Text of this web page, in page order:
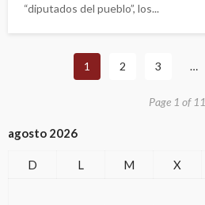
“diputados del pueblo”, los...
1 2 3 …
Page 1 of 11
agosto 2026
D L M X